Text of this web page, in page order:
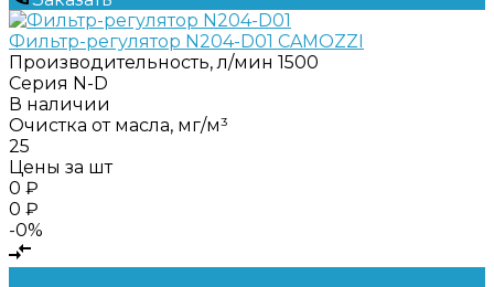
Фильтр-регулятор N204-D01 CAMOZZI
Производительность, л/мин 1500
Серия N-D
В наличии
Очистка от масла, мг/м³
25
Цены за шт
0 ₽
0 ₽
-0%